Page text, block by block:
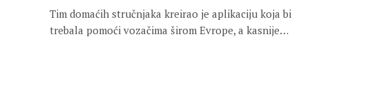
Tim domaćih stručnjaka kreirao je aplikaciju koja bi
trebala pomoći vozačima širom Evrope, a kasnije…